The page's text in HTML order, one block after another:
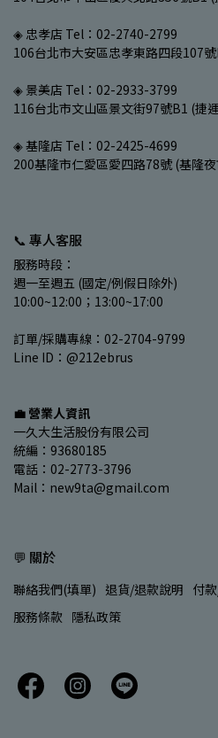
◈ 忠孝店 Tel：02-2740-2799
106台北市大安區忠孝東路四段107
◈ 景美店 Tel：02-2933-3799
116台北市文山區景文街97號B1 (捷
◈ 基隆店 Tel：02-2425-4699
200基隆市仁愛區愛四路78號 (基隆
📞 專人客服
服務時段：
週一至週五 (國定/例假日除外)
10:00~12:00；13:00~17:00
訂單/採購專線：02-2704-9799
Line ID：@212ebrus
💼 營業人資訊
一久大生活股份有限公司
統編：93680185
電話：02-2773-3796
Mail：new9ta@gmail.com
💬 關於
聯絡我們(填單) 退貨/退款說明 付
服務條款 隱私政策